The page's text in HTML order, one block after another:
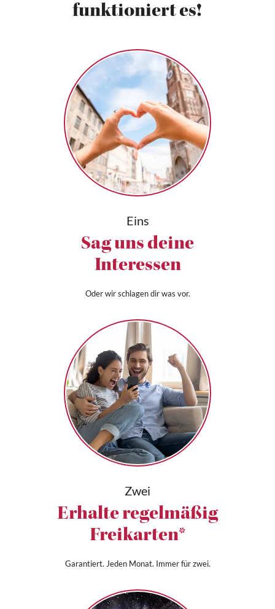
funktioniert es!
Eins
Sag uns deine
Interessen
Oder wir schlagen dir was vor.
Zwei
Erhalte regelmäßig
Freikarten*
Garantiert. Jeden Monat. Immer für zwei.